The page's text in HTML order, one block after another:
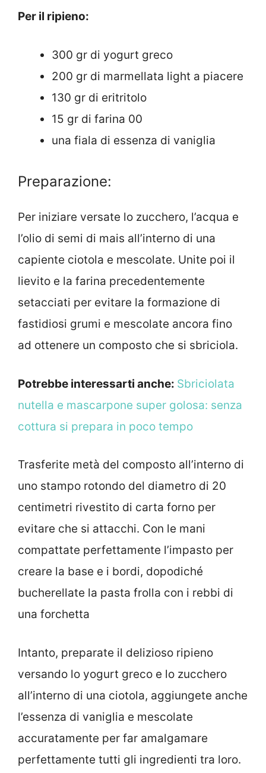
Per il ripieno:
300 gr di yogurt greco
200 gr di marmellata light a piacere
130 gr di eritritolo
15 gr di farina 00
una fiala di essenza di vaniglia
Preparazione:
Per iniziare versate lo zucchero, l’acqua e
l’olio di semi di mais all’interno di una
capiente ciotola e mescolate. Unite poi il
lievito e la farina precedentemente
setacciati per evitare la formazione di
fastidiosi grumi e mescolate ancora fino
ad ottenere un composto che si sbriciola.
Potrebbe interessarti anche: Sbriciolata
nutella e mascarpone super golosa: senza
cottura si prepara in poco tempo
Trasferite metà del composto all’interno di
uno stampo rotondo del diametro di 20
centimetri rivestito di carta forno per
evitare che si attacchi. Con le mani
compattate perfettamente l’impasto per
creare la base e i bordi, dopodiché
bucherellate la pasta frolla con i rebbi di
una forchetta
Intanto, preparate il delizioso ripieno
versando lo yogurt greco e lo zucchero
all’interno di una ciotola, aggiungete anche
l’essenza di vaniglia e mescolate
accuratamente per far amalgamare
perfettamente tutti gli ingredienti tra loro.